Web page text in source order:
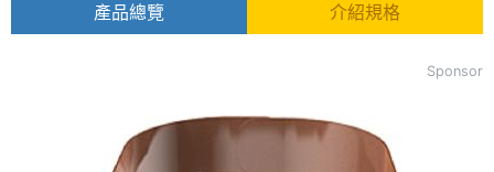
產品總覽 介紹規格
Sponsor